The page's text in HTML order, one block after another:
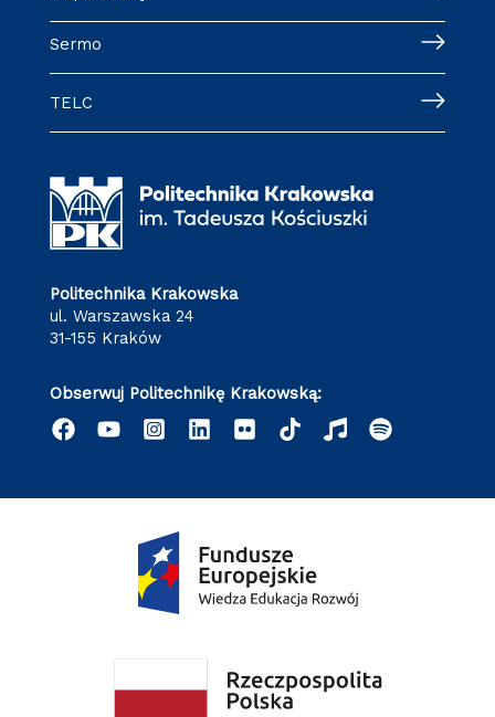
Sermo
TELC
Politechnika Krakowska
ul. Warszawska 24
31-155 Kraków
Obserwuj Politechnikę Krakowską: